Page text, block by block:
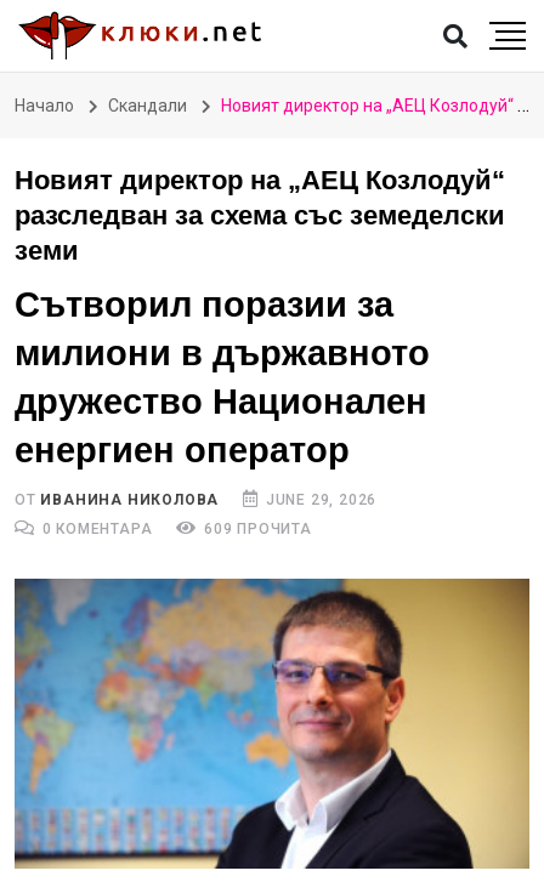
Начало Скандали Новият директор на „АЕЦ Козлодуй“ разследван за схема със земеделски земи
Новият директор на „АЕЦ Козлодуй“
разследван за схема със земеделски
земи
Сътворил поразии за
милиони в държавното
дружество Национален
енергиен оператор
ОТ ИВАНИНА НИКОЛОВА
JUNE 29, 2026
0 КОМЕНТАРА
609 ПРОЧИТА